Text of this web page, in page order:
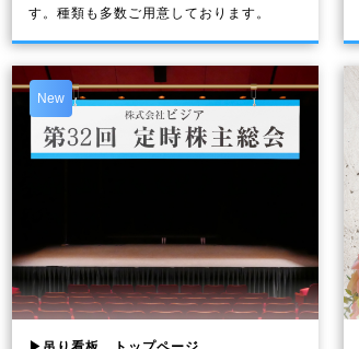
す。種類も多数ご用意しております。
New